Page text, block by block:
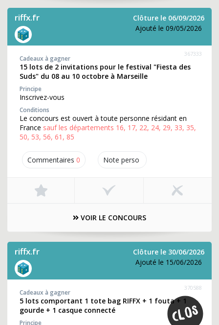
riffx.fr
Clôture le 06/09/2026
Ajouté le 09/05/2026
Commentaires 0 Note perso
367333
Cadeaux à gagner
15 lots de 2 invitations pour le festival "Fiesta des
Suds" du 08 au 10 octobre à Marseille
Principe
Inscrivez-vous
Conditions
Le concours est ouvert à toute personne résidant en
France sauf les départements 16, 17, 22, 24, 29, 33, 35,
50, 53, 56, 61, 85
VOIR LE CONCOURS
riffx.fr
Clôture le 30/06/2026
Ajouté le 15/06/2026
370588
Cadeaux à gagner
5 lots comportant 1 tote bag RIFFX + 1 fouta + 1
gourde + 1 casque connecté
Principe